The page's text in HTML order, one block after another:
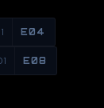
E04
E08